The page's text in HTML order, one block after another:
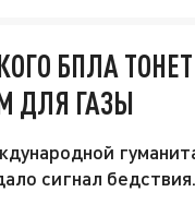
БПЛА
ДЛЯ ГАЗЫ
сигнал бедствия.